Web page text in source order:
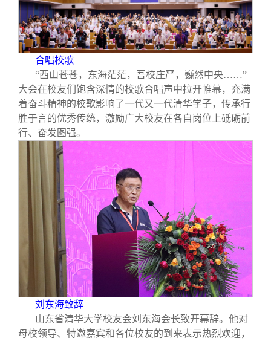
校友文苑
校友讲坛
校友视界
三创大赛
实用信息
会长致辞
总会章程
理事会名单
联系我们
合唱校歌
“西山苍苍，东海茫茫，吾校庄严，巍然中央……”
大会在校友们饱含深情的校歌合唱声中拉开帷幕，充满
着奋斗精神的校歌影响了一代又一代清华学子，传承行
胜于言的优秀传统，激励广大校友在各自岗位上砥砺前
行、奋发图强。
刘东海致辞
山东省清华大学校友会刘东海会长致开幕辞。他对
母校领导、特邀嘉宾和各位校友的到来表示热烈欢迎，